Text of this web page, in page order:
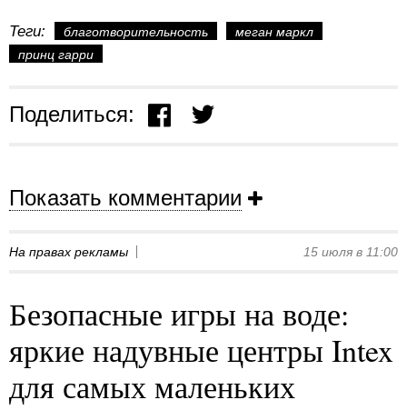
Теги: благотворительность
меган маркл
принц гарри
Поделиться:
Показать комментарии
На правах рекламы 15 июля в 11:00
Безопасные игры на воде:
яркие надувные центры Intex
для самых маленьких